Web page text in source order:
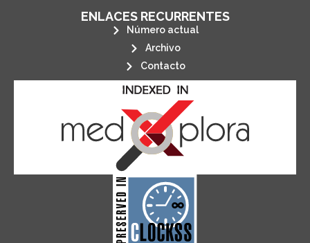
ENLACES RECURRENTES
Número actual
Archivo
Contacto
CLOCKSS is a dak archive that
ensures the long-term survival
of web-based scholary
publications, governed by and for
its stakeholders.